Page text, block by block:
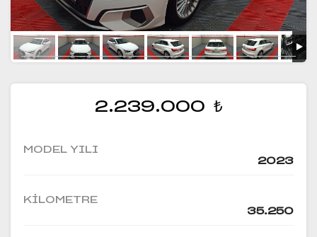
2.239.000 ₺
MODEL YILI
2023
KILOMETRE
35.250